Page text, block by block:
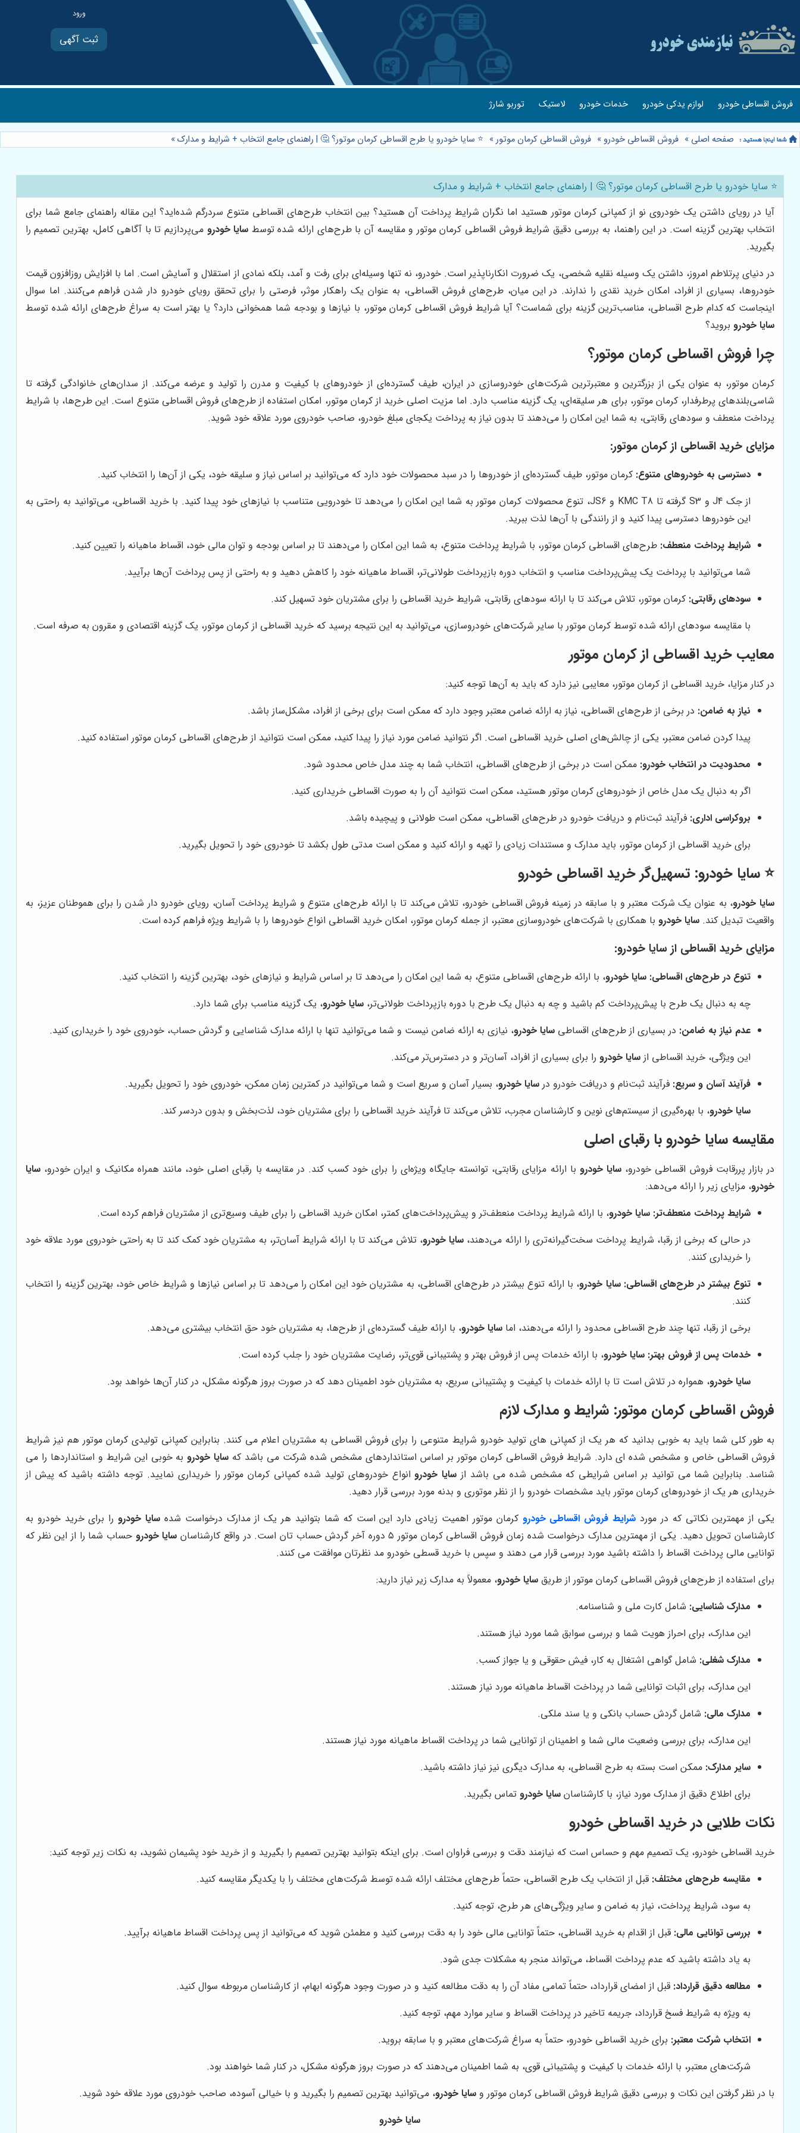
ثبت آگهی
فروش اقساطی خودرو لوازم یدکی خودرو خدمات خودرو لاستیک توربو شارژ
صفحه اصلی » فروش اقساطی خودرو » فروش اقساطی کرمان موتور» ⭐️ سایا خودرو یا طرح اقساطی کرمان موتور؟ 🤔 | راهنمای جامع انتخاب + شرایط و مدارک»
⭐️ سایا خودرو یا طرح اقساطی کرمان موتور؟ 🤔 | راهنمای جامع انتخاب + شرایط و مدارک
آیا در رویای داشتن یک خودروی نو از کمپانی کرمان موتور هستید اما نگران شرایط پرداخت آن هستید؟ بین انتخاب طرح‌های اقساطی متنوع سردرگم شده‌اید؟ این مقاله راهنمای جامع شما برای
انتخاب بهترین گزینه است. در این راهنما، به بررسی دقیق شرایط فروش اقساطی کرمان موتور و مقایسه آن با طرح‌های ارائه شده توسط سایا خودرو می‌پردازیم تا با آگاهی کامل، بهترین تصمیم را
بگیرید.
در دنیای پرتلاطم امروز، داشتن یک وسیله نقلیه شخصی، یک ضرورت انکارناپذیر است. خودرو، نه تنها وسیله‌ای برای رفت و آمد، بلکه نمادی از استقلال و آسایش است. اما با افزایش روزافزون قیمت
خودروها، بسیاری از افراد، امکان خرید نقدی را ندارند. در این میان، طرح‌های فروش اقساطی، به عنوان یک راهکار موثر، فرصتی را برای تحقق رویای خودرو دار شدن فراهم می‌کنند. اما سوال
اینجاست که کدام طرح اقساطی، مناسب‌ترین گزینه برای شماست؟ آیا شرایط فروش اقساطی کرمان موتور، با نیازها و بودجه شما همخوانی دارد؟ یا بهتر است به سراغ طرح‌های ارائه شده توسط
سایا خودروبروید؟
چرا فروش اقساطی کرمان موتور؟
کرمان موتور، به عنوان یکی از بزرگترین و معتبرترین شرکت‌های خودروسازی در ایران، طیف گسترده‌ای از خودروهای با کیفیت و مدرن را تولید و عرضه می‌کند. از سدان‌های خانوادگی گرفته تا
شاسی‌بلندهای پرطرفدار، کرمان موتور، برای هر سلیقه‌ای، یک گزینه مناسب دارد. اما مزیت اصلی خرید از کرمان موتور، امکان استفاده از طرح‌های فروش اقساطی متنوع است. این طرح‌ها، با شرایط
پرداخت منعطف و سودهای رقابتی، به شما این امکان را می‌دهند تا بدون نیاز به پرداخت یکجای مبلغ خودرو، صاحب خودروی مورد علاقه خود شوید.
مزایای خرید اقساطی از کرمان موتور:
دسترسی به خودروهای متنوع: کرمان موتور، طیف گسترده‌ای از خودروها را در سبد محصولات خود دارد که می‌توانید بر اساس نیاز و سلیقه خود، یکی از آن‌ها را انتخاب کنید.
از جک J4 و S3 گرفته تا KMC T8 و JS6، تنوع محصولات کرمان موتور به شما این امکان را می‌دهد تا خودرویی متناسب با نیازهای خود پیدا کنید. با خرید اقساطی، می‌توانید به راحتی به
این خودروها دسترسی پیدا کنید و از رانندگی با آن‌ها لذت ببرید.
شرایط پرداخت منعطف: طرح‌های اقساطی کرمان موتور، با شرایط پرداخت متنوع، به شما این امکان را می‌دهند تا بر اساس بودجه و توان مالی خود، اقساط ماهیانه را تعیین کنید.
شما می‌توانید با پرداخت یک پیش‌پرداخت مناسب و انتخاب دوره بازپرداخت طولانی‌تر، اقساط ماهیانه خود را کاهش دهید و به راحتی از پس پرداخت آن‌ها برآیید.
سودهای رقابتی: کرمان موتور، تلاش می‌کند تا با ارائه سودهای رقابتی، شرایط خرید اقساطی را برای مشتریان خود تسهیل کند.
با مقایسه سودهای ارائه شده توسط کرمان موتور با سایر شرکت‌های خودروسازی، می‌توانید به این نتیجه برسید که خرید اقساطی از کرمان موتور، یک گزینه اقتصادی و مقرون به صرفه است.
معایب خرید اقساطی از کرمان موتور
در کنار مزایا، خرید اقساطی از کرمان موتور، معایبی نیز دارد که باید به آن‌ها توجه کنید:
نیاز به ضامن: در برخی از طرح‌های اقساطی، نیاز به ارائه ضامن معتبر وجود دارد که ممکن است برای برخی از افراد، مشکل‌ساز باشد.
پیدا کردن ضامن معتبر، یکی از چالش‌های اصلی خرید اقساطی است. اگر نتوانید ضامن مورد نیاز را پیدا کنید، ممکن است نتوانید از طرح‌های اقساطی کرمان موتور استفاده کنید.
محدودیت در انتخاب خودرو: ممکن است در برخی از طرح‌های اقساطی، انتخاب شما به چند مدل خاص محدود شود.
اگر به دنبال یک مدل خاص از خودروهای کرمان موتور هستید، ممکن است نتوانید آن را به صورت اقساطی خریداری کنید.
بروکراسی اداری: فرآیند ثبت‌نام و دریافت خودرو در طرح‌های اقساطی، ممکن است طولانی و پیچیده باشد.
برای خرید اقساطی از کرمان موتور، باید مدارک و مستندات زیادی را تهیه و ارائه کنید و ممکن است مدتی طول بکشد تا خودروی خود را تحویل بگیرید.
⭐️ سایا خودرو: تسهیل‌گر خرید اقساطی خودرو
سایا خودرو، به عنوان یک شرکت معتبر و با سابقه در زمینه فروش اقساطی خودرو، تلاش می‌کند تا با ارائه طرح‌های متنوع و شرایط پرداخت آسان، رویای خودرو دار شدن را برای هموطنان عزیز، به
واقعیت تبدیل کند. سایا خودرو با همکاری با شرکت‌های خودروسازی معتبر، از جمله کرمان موتور، امکان خرید اقساطی انواع خودروها را با شرایط ویژه فراهم کرده است.
مزایای خرید اقساطی از سایا خودرو:
تنوع در طرح‌های اقساطی: سایا خودرو، با ارائه طرح‌های اقساطی متنوع، به شما این امکان را می‌دهد تا بر اساس شرایط و نیازهای خود، بهترین گزینه را انتخاب کنید.
چه به دنبال یک طرح با پیش‌پرداخت کم باشید و چه به دنبال یک طرح با دوره بازپرداخت طولانی‌تر، سایا خودرو، یک گزینه مناسب برای شما دارد.
عدم نیاز به ضامن: در بسیاری از طرح‌های اقساطی سایا خودرو، نیازی به ارائه ضامن نیست و شما می‌توانید تنها با ارائه مدارک شناسایی و گردش حساب، خودروی خود را خریداری کنید.
این ویژگی، خرید اقساطی از سایا خودرورا برای بسیاری از افراد، آسان‌تر و در دسترس‌تر می‌کند.
فرآیند آسان و سریع: فرآیند ثبت‌نام و دریافت خودرو در سایا خودرو، بسیار آسان و سریع است و شما می‌توانید در کمترین زمان ممکن، خودروی خود را تحویل بگیرید.
سایا خودرو، با بهره‌گیری از سیستم‌های نوین و کارشناسان مجرب، تلاش می‌کند تا فرآیند خرید اقساطی را برای مشتریان خود، لذت‌بخش و بدون دردسر کند.
مقایسه سایا خودرو با رقبای اصلی
در بازار پررقابت فروش اقساطی خودرو، سایا خودرو با ارائه مزایای رقابتی، توانسته جایگاه ویژه‌ای را برای خود کسب کند. در مقایسه با رقبای اصلی خود، مانند همراه مکانیک و ایران خودرو،سایا
خودرو، مزایای زیر را ارائه می‌دهد:
شرایط پرداخت منعطف‌تر: سایا خودرو، با ارائه شرایط پرداخت منعطف‌تر و پیش‌پرداخت‌های کمتر، امکان خرید اقساطی را برای طیف وسیع‌تری از مشتریان فراهم کرده است.
در حالی که برخی از رقبا، شرایط پرداخت سخت‌گیرانه‌تری را ارائه می‌دهند، سایا خودرو، تلاش می‌کند تا با ارائه شرایط آسان‌تر، به مشتریان خود کمک کند تا به راحتی خودروی مورد علاقه خود
را خریداری کنند.
تنوع بیشتر در طرح‌های اقساطی: سایا خودرو، با ارائه تنوع بیشتر در طرح‌های اقساطی، به مشتریان خود این امکان را می‌دهد تا بر اساس نیازها و شرایط خاص خود، بهترین گزینه را انتخاب
کنند.
برخی از رقبا، تنها چند طرح اقساطی محدود را ارائه می‌دهند، اما سایا خودرو، با ارائه طیف گسترده‌ای از طرح‌ها، به مشتریان خود حق انتخاب بیشتری می‌دهد.
خدمات پس از فروش بهتر: سایا خودرو، با ارائه خدمات پس از فروش بهتر و پشتیبانی قوی‌تر، رضایت مشتریان خود را جلب کرده است.
سایا خودرو، همواره در تلاش است تا با ارائه خدمات با کیفیت و پشتیبانی سریع، به مشتریان خود اطمینان دهد که در صورت بروز هرگونه مشکل، در کنار آن‌ها خواهد بود.
فروش اقساطی کرمان موتور: شرایط و مدارک لازم
به طور کلی شما باید به خوبی بدانید که هر یک از کمپانی های تولید خودرو شرایط متنوعی را برای فروش اقساطی به مشتریان اعلام می‌ کنند. بنابراین کمپانی تولیدی کرمان موتور هم نیز شرایط
فروش اقساطی خاص و مشخص شده‌ ای دارد. شرایط فروش اقساطی کرمان موتور بر اساس استانداردهای مشخص شده شرکت می باشد که سایا خودرو به خوبی این شرایط و استانداردها را می
شناسد. بنابراین شما می توانید بر اساس شرایطی که مشخص شده می باشد از سایا خودرو انواع خودروهای تولید شده کمپانی کرمان موتور را خریداری نمایید. توجه داشته باشید که پیش از
خریداری هر یک از خودروهای کرمان موتور باید مشخصات خودرو را از نظر موتوری و بدنه مورد بررسی قرار دهید.
یکی از مهمترین نکاتی که در مورد شرایط فروش اقساطی خودرو کرمان موتور اهمیت زیادی دارد این است که شما بتوانید هر یک از مدارک درخواست شده سایا خودرو را برای خرید خودرو به
کارشناسان تحویل دهید. یکی از مهمترین مدارک درخواست شده زمان فروش اقساطی کرمان موتور ۵ دوره آخر گردش حساب تان است. در واقع کارشناسان
سایا خودرو حساب شما را از این نظر که
توانایی مالی پرداخت اقساط را داشته باشید مورد بررسی قرار می‌ دهند و سپس با خرید قسطی خودرو مد نظرتان موافقت می کنند.
برای استفاده از طرح‌های فروش اقساطی کرمان موتور از طریق سایا خودرو، معمولاً به مدارک زیر نیاز دارید:
مدارک شناسایی: شامل کارت ملی و شناسنامه.
این مدارک، برای احراز هویت شما و بررسی سوابق شما مورد نیاز هستند.
مدارک شغلی: شامل گواهی اشتغال به کار، فیش حقوقی و یا جواز کسب.
این مدارک، برای اثبات توانایی شما در پرداخت اقساط ماهیانه مورد نیاز هستند.
مدارک مالی: شامل گردش حساب بانکی و یا سند ملکی.
این مدارک، برای بررسی وضعیت مالی شما و اطمینان از توانایی شما در پرداخت اقساط ماهیانه مورد نیاز هستند.
سایر مدارک: ممکن است بسته به طرح اقساطی، به مدارک دیگری نیز نیاز داشته باشید.
برای اطلاع دقیق از مدارک مورد نیاز، با کارشناسان سایا خودرو تماس بگیرید.
نکات طلایی در خرید اقساطی خودرو
خرید اقساطی خودرو، یک تصمیم مهم و حساس است که نیازمند دقت و بررسی فراوان است. برای اینکه بتوانید بهترین تصمیم را بگیرید و از خرید خود پشیمان نشوید، به نکات زیر توجه کنید:
مقایسه طرح‌های مختلف: قبل از انتخاب یک طرح اقساطی، حتماً طرح‌های مختلف ارائه شده توسط شرکت‌های مختلف را با یکدیگر مقایسه کنید.
به سود، شرایط پرداخت، نیاز به ضامن و سایر ویژگی‌های هر طرح، توجه کنید.
بررسی توانایی مالی: قبل از اقدام به خرید اقساطی، حتماً توانایی مالی خود را به دقت بررسی کنید و مطمئن شوید که می‌توانید از پس پرداخت اقساط ماهیانه برآیید.
به یاد داشته باشید که عدم پرداخت اقساط، می‌تواند منجر به مشکلات جدی شود.
مطالعه دقیق قرارداد: قبل از امضای قرارداد، حتماً تمامی مفاد آن را به دقت مطالعه کنید و در صورت وجود هرگونه ابهام، از کارشناسان مربوطه سوال کنید.
به ویژه به شرایط فسخ قرارداد، جریمه تاخیر در پرداخت اقساط و سایر موارد مهم، توجه کنید.
انتخاب شرکت معتبر: برای خرید اقساطی خودرو، حتماً به سراغ شرکت‌های معتبر و با سابقه بروید.
شرکت‌های معتبر، با ارائه خدمات با کیفیت و پشتیبانی قوی، به شما اطمینان می‌دهند که در صورت بروز هرگونه مشکل، در کنار شما خواهند بود.
با در نظر گرفتن این نکات و بررسی دقیق شرایط فروش اقساطی کرمان موتور و سایا خودرو، می‌توانید بهترین تصمیم را بگیرید و با خیالی آسوده، صاحب خودروی مورد علاقه خود شوید.
سایا خودرو